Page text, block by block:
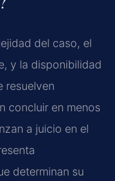
del caso, el
y la disponibilidad
resuelven
concluir en menos
a juicio en el
determinan su